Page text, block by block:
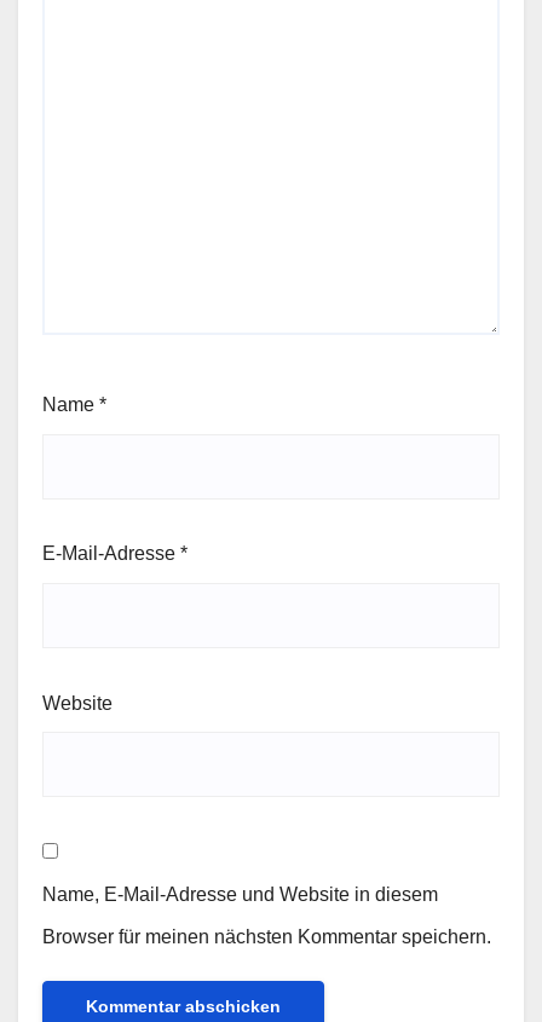
Name *
E-Mail-Adresse *
Website
Name, E-Mail-Adresse und Website in diesem
Browser für meinen nächsten Kommentar speichern.